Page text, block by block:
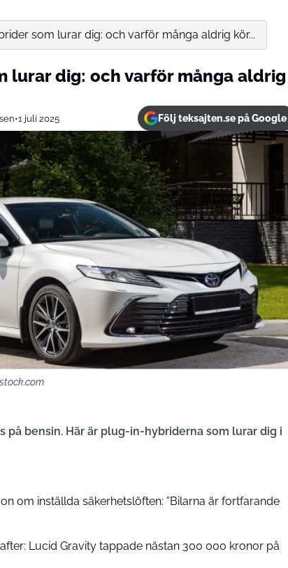
som lurar dig: och varför många aldrig kör...
lurar dig: och varför många aldrig
•1 juli 2025 Följ teksajten.se på Google
på bensin. Här är plug-in-hybriderna som lurar dig i
om inställda säkerhetslöften: ”Bilarna är fortfarande
Lucid Gravity tappade nästan 300 000 kronor på